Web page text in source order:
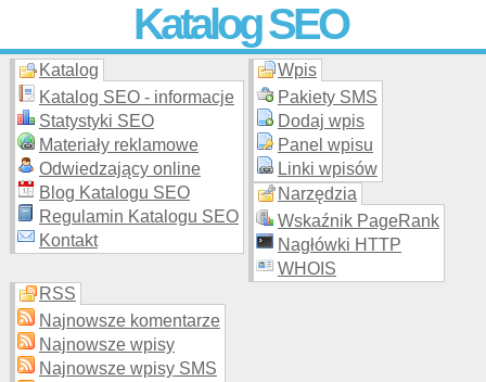
Katalog SEO
Skuteczna i promocja stron WWW –
moderowanego katalogu za darmo!
Katalog
Katalog SEO - informacje
Statystyki SEO
Materiały reklamowe
Odwiedzający online
Blog Katalogu SEO
Regulamin Katalogu SEO
Kontakt
Wpis
Pakiety SMS
Dodaj wpis
Panel wpisu
Linki wpisów
Narzędzia
Wskaźnik PageRank
Nagłówki HTTP
WHOIS
RSS
Najnowsze komentarze
Najnowsze wpisy
Najnowsze wpisy SMS